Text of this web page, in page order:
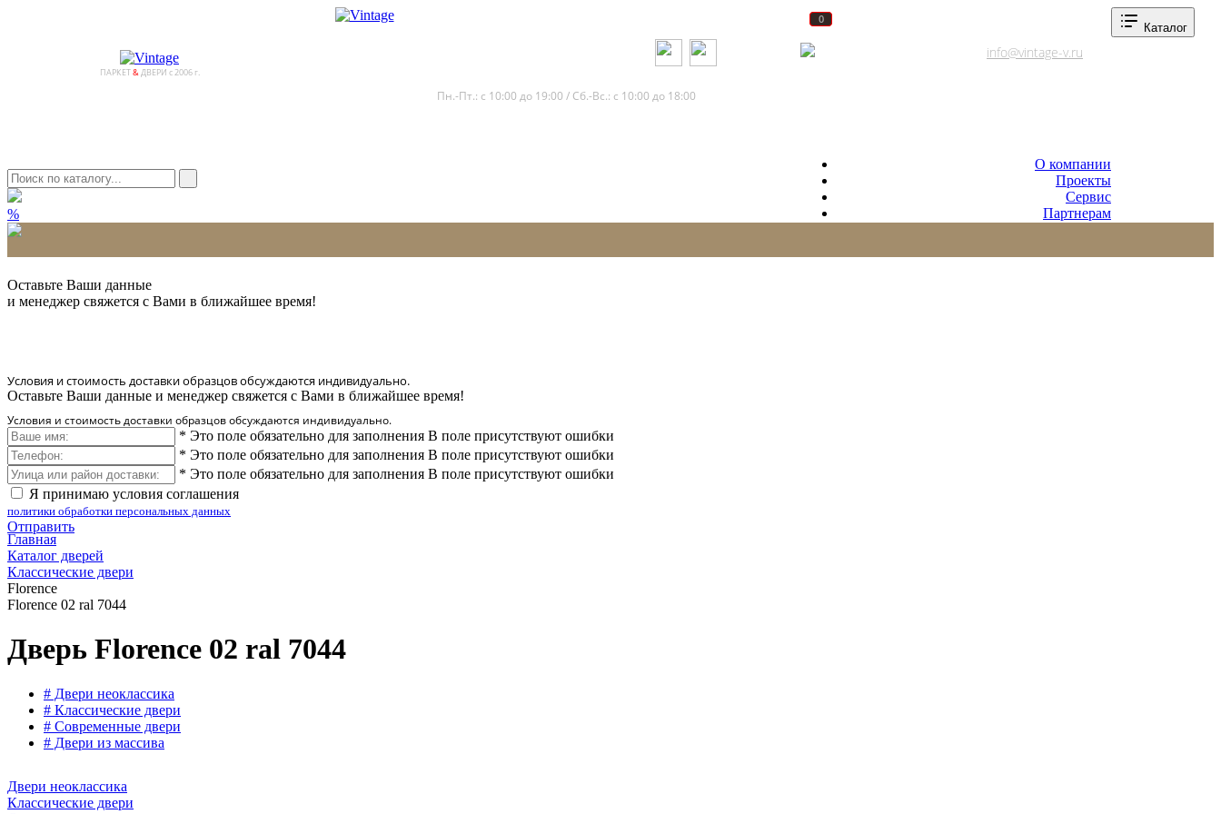
ПАРКЕТ&ДВЕРИ с 2006 г.
Пн.-Пт.: с 10:00 до 19:00 / Сб.-Вс.: с 10:00 до 18:00
info@vintage-v.ru
0
0
О компании
Проекты
Сервис
Партнерам
Каталог
%
Оставьте Ваши данные
и менеджер свяжется с Вами в ближайшее время!
Условия и стоимость доставки образцов обсуждаются индивидуально.
Оставьте Ваши данные и менеджер свяжется с Вами в ближайшее время!
Условия и стоимость доставки образцов обсуждаются индивидуально.
* Это поле обязательно для заполнения В поле присутствуют ошибки
* Это поле обязательно для заполнения В поле присутствуют ошибки
* Это поле обязательно для заполнения В поле присутствуют ошибки
Я принимаю условия соглашения
политики обработки персональных данных
Отправить
Главная
Каталог дверей
Классические двери
Florence
Florence 02 ral 7044
Дверь Florence 02 ral 7044
# Двери неоклассика
# Классические двери
# Современные двери
# Двери из массива
Двери неоклассика
Классические двери